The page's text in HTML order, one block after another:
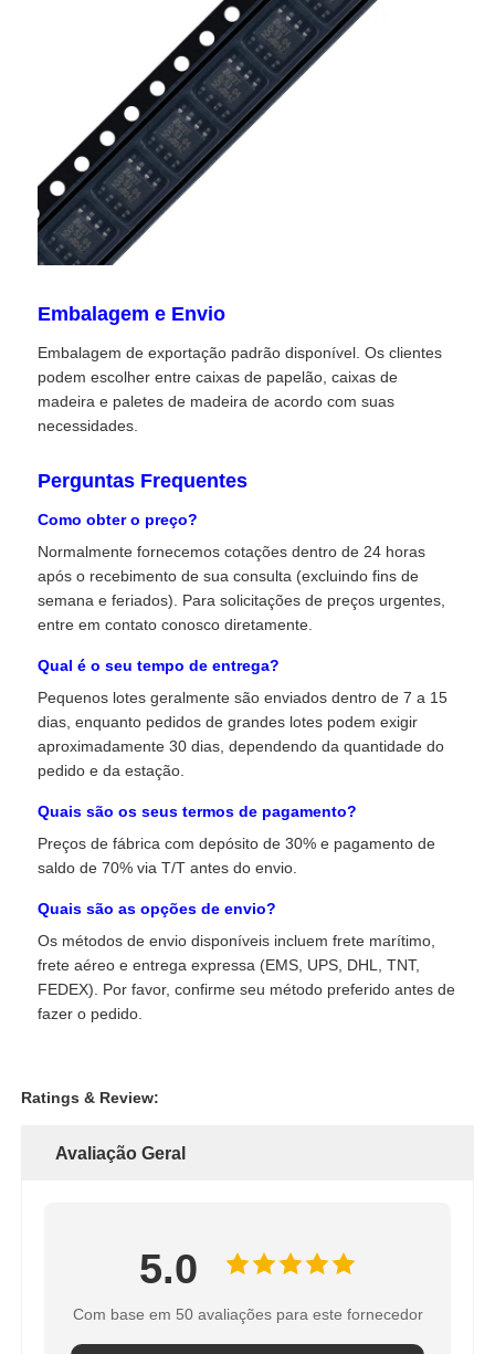
Circuitos integrados de RF
Componentes eletrônicos
Programação PLC
Módulo GPS
Módulo de Radiofrequência
Módulo de alimentação
Conector
Chip de gerenciamento de energia
Embalagem e Envio
Embalagem de exportação padrão disponível. Os clientes
podem escolher entre caixas de papelão, caixas de
madeira e paletes de madeira de acordo com suas
necessidades.
Perguntas Frequentes
Como obter o preço?
Normalmente fornecemos cotações dentro de 24 horas
após o recebimento de sua consulta (excluindo fins de
semana e feriados). Para solicitações de preços urgentes,
entre em contato conosco diretamente.
Qual é o seu tempo de entrega?
Pequenos lotes geralmente são enviados dentro de 7 a 15
dias, enquanto pedidos de grandes lotes podem exigir
aproximadamente 30 dias, dependendo da quantidade do
pedido e da estação.
Quais são os seus termos de pagamento?
Preços de fábrica com depósito de 30% e pagamento de
saldo de 70% via T/T antes do envio.
Quais são as opções de envio?
Os métodos de envio disponíveis incluem frete marítimo,
frete aéreo e entrega expressa (EMS, UPS, DHL, TNT,
FEDEX). Por favor, confirme seu método preferido antes de
fazer o pedido.
Ratings & Review:
Avaliação Geral
5.0
Com base em 50 avaliações para este fornecedor